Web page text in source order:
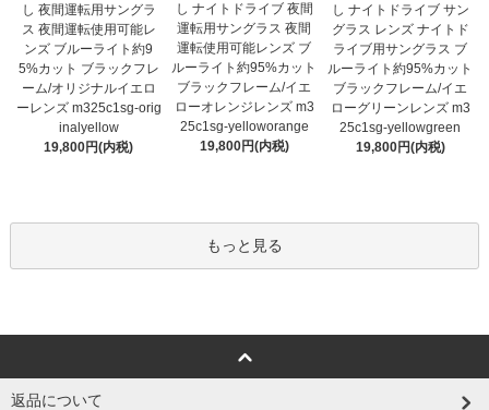
し 夜間運転用サングラ
ス 夜間運転使用可能レ
ンズ ブルーライト約9
5%カット ブラックフレ
ーム/オリジナルイエロ
ーレンズ m325c1sg-orig
inalyellow
19,800円(内税)
し ナイトドライブ 夜間
運転用サングラス 夜間
運転使用可能レンズ ブ
ルーライト約95%カット
ブラックフレーム/イエ
ローオレンジレンズ m3
25c1sg-yelloworange
19,800円(内税)
し ナイトドライブ サン
グラス レンズ ナイトド
ライブ用サングラス ブ
ルーライト約95%カット
ブラックフレーム/イエ
ローグリーンレンズ m3
25c1sg-yellowgreen
19,800円(内税)
もっと見る
返品について